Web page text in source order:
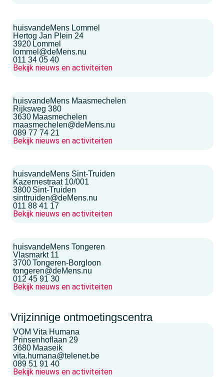
huisvandeMens Lommel
Hertog Jan Plein 24
3920 Lommel
lommel@deMens.nu
011 34 05 40
Bekijk nieuws en activiteiten
huisvandeMens Maasmechelen
Rijksweg 380
3630 Maasmechelen
maasmechelen@deMens.nu
089 77 74 21
Bekijk nieuws en activiteiten
huisvandeMens Sint-Truiden
Kazernestraat 10/001
3800 Sint-Truiden
sinttruiden@deMens.nu
011 88 41 17
Bekijk nieuws en activiteiten
huisvandeMens Tongeren
Vlasmarkt 11
3700Tongeren-Borgloon
tongeren@deMens.nu
012 45 91 30
Bekijk nieuws en activiteiten
Vrijzinnige ontmoetingscentra
VOM Vita Humana
Prinsenhoflaan 29
3680 Maaseik
vita.humana@telenet.be
089 51 91 40
Bekijk nieuws en activiteiten